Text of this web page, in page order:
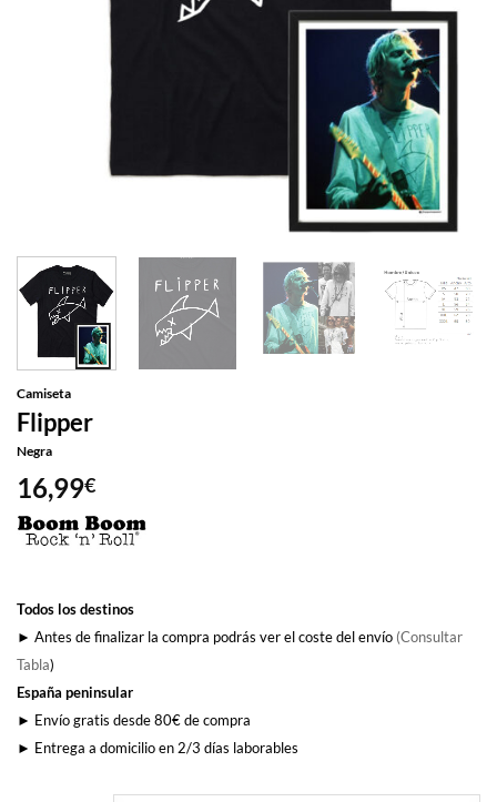
Camiseta
Flipper
Negra
16,99€
Todos los destinos
► Antes de finalizar la compra podrás ver el coste del envío (Consultar
Tabla)
España peninsular
► Envío gratis desde 80€ de compra
► Entrega a domicilio en 2/3 días laborables